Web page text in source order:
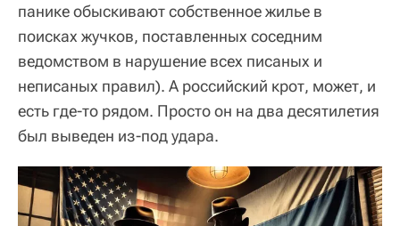
панике обыскивают собственное жилье в
поисках жучков, поставленных соседним
ведомством в нарушение всех писаных и
неписаных правил). А российский крот, может, и
есть где-то рядом. Просто он на два десятилетия
был выведен из-под удара.